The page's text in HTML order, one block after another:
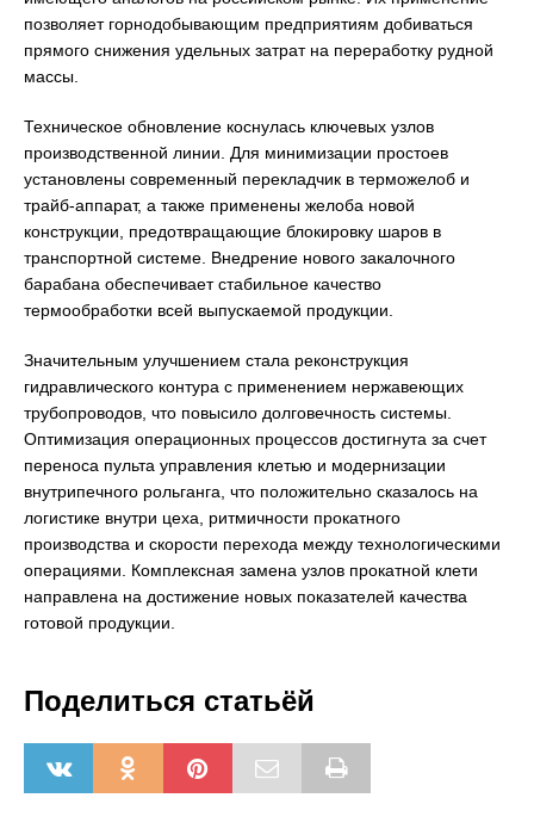
позволяет горнодобывающим предприятиям добиваться
прямого снижения удельных затрат на переработку рудной
массы.
Техническое обновление коснулась ключевых узлов
производственной линии. Для минимизации простоев
установлены современный перекладчик в терможелоб и
трайб-аппарат, а также применены желоба новой
конструкции, предотвращающие блокировку шаров в
транспортной системе. Внедрение нового закалочного
барабана обеспечивает стабильное качество
термообработки всей выпускаемой продукции.
Значительным улучшением стала реконструкция
гидравлического контура с применением нержавеющих
трубопроводов, что повысило долговечность системы.
Оптимизация операционных процессов достигнута за счет
переноса пульта управления клетью и модернизации
внутрипечного рольганга, что положительно сказалось на
логистике внутри цеха, ритмичности прокатного
производства и скорости перехода между технологическими
операциями. Комплексная замена узлов прокатной клети
направлена на достижение новых показателей качества
готовой продукции.
Поделиться статьёй